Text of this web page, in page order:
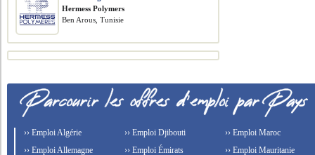
Hermess Polymers
Ben Arous, Tunisie
›› Emploi Algérie
›› Emploi Allemagne
›› Emploi Djibouti
›› Emploi Émirats
›› Emploi Maroc
›› Emploi Mauritanie